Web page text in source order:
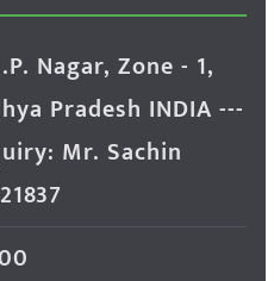
Nagar, Zone - 1,
Pradesh INDIA ---
Mr. Sachin